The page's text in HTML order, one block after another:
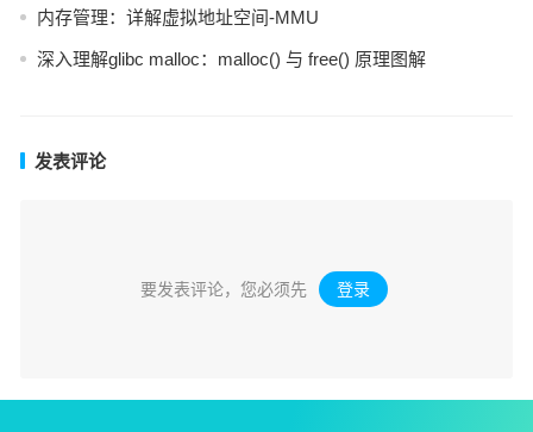
内存管理：详解虚拟地址空间-MMU
深入理解glibc malloc：malloc() 与 free() 原理图解
发表评论
要发表评论，您必须先 登录 。